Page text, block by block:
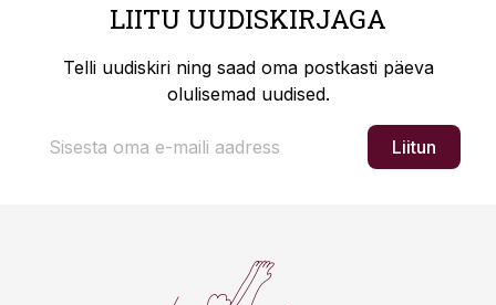
LIITU UUDISKIRJAGA
Telli uudiskiri ning saad oma postkasti päeva
olulisemad uudised.
Liitun